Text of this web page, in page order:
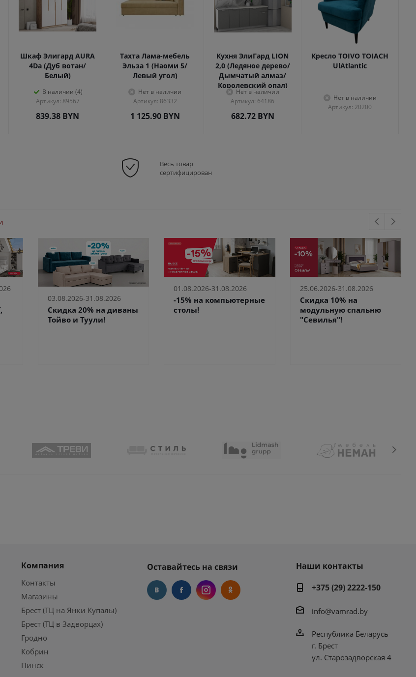
Шкаф Элигард AURA
4Dа (Дуб вотан/
Белый)
В наличии (4)
Артикул: 89567
839.38 BYN
Тахта Лама-мебель
Эльза 1 (Наоми 5/
Левый угол)
Нет в наличии
Артикул: 86332
1 125.90BYN
Кухня ЭлиГард LION
2,0 (Ледяное дерево/
Дымчатый алмаз/
Королевский опал)
Нет в наличии
Артикул: 64186
682.72BYN
Кресло TOIVO TOIACH
UlAtlantic
Нет в наличии
Артикул: 20200
Весь товар
сертифицирован
03.08.2026-31.08.2026
Скидка 20% на диваны
Тойво и Туули!
01.08.2026-31.08.2026
-15% на компьютерные
столы!
25.06.2026-31.08.2026
Скидка 10% на
модульную спальню
"Севилья"!
Компания
Контакты
Магазины
Брест (ТЦ на Янки Купалы)
Брест (ТЦ в Задворцах)
Гродно
Кобрин
Пинск
Оставайтесь на связи
Наши контакты
+375 (29) 2222-150
info@vamrad.by
Республика Беларусь
г. Брест
ул. Старозадворская 4